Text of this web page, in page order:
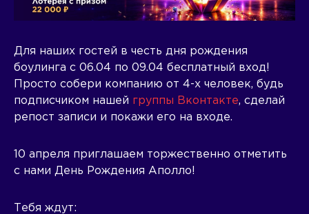
Для наших гостей в честь дня рождения
боулинга с 06.04 по 09.04 бесплатный вход!
Просто собери компанию от 4-х человек, будь
подписчиком нашей группы Вконтакте, сделай
репост записи и покажи его на входе.
10 апреля приглашаем торжественно отметить
с нами День Рождения Аполло!
Тебя ждут: